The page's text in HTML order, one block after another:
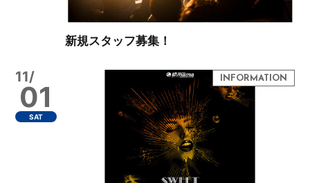
新規スタッフ募集！
11/
01
SAT